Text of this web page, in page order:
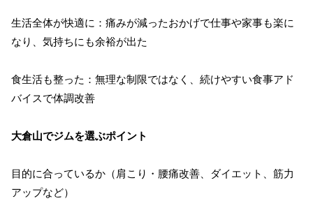
生活全体が快適に：痛みが減ったおかげで仕事や家事も楽に
なり、気持ちにも余裕が出た
食生活も整った：無理な制限ではなく、続けやすい食事アド
バイスで体調改善
大倉山でジムを選ぶポイント
目的に合っているか（肩こり・腰痛改善、ダイエット、筋力
アップなど）